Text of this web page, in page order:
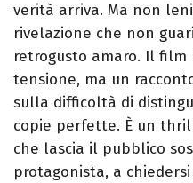
verità arriva. Ma non
rivelazione che non
retrogusto amaro. Il film
tensione, ma un
sulla difficoltà di
copie perfette. È un
che lascia il pubblico
protagonista, a